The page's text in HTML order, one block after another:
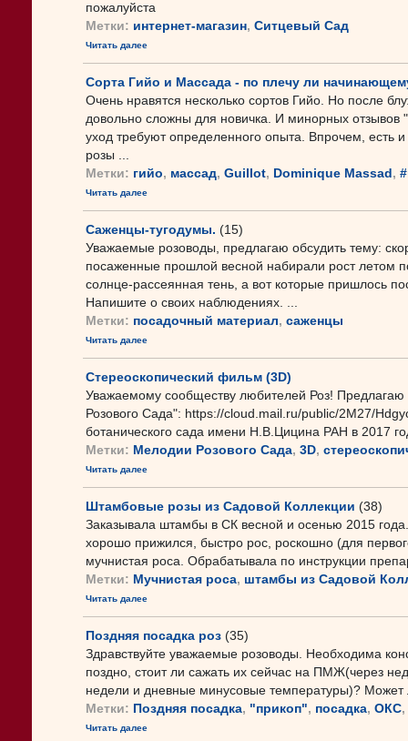
пожалуйста
Метки: интернет-магазин, Ситцевый Сад
Читать далее
Сорта Гийо и Массада - по плечу ли
Очень нравятся несколько сортов Гийо. Но после
довольно сложны для новичка. И минорных отзывов
уход требуют определенного опыта. Впрочем, есть
розы ...
Метки: гийо, массад, Guillot, Dominique Massad ,
Читать далее
Саженцы-тугодумы. (15)
Уважаемые розоводы, предлагаю обсудить тему:
посаженные прошлой весной набирали рост летом
солнце-рассеянная тень, а вот которые пришлось
Напишите о своих наблюдениях. ...
Метки: посадочный материал, саженцы
Читать далее
Стереоскопический фильм (3D)
Уважаемому сообществу любителей Роз!
Розового Сада": https://cloud.mail.ru/public/2M27/
ботанического сада имени Н.В.Цицина РАН в 2017
Метки: Мелодии Розового Сада, 3D,
Читать далее
Штамбовые розы из Садовой Коллекции (38)
Заказывала штамбы в СК весной и осенью 2015
хорошо прижился, быстро рос, роскошно (для
мучнистая роса. Обрабатывала по инструкции
Метки: Мучнистая роса, штамбы из Садовой
Читать далее
Поздняя посадка роз (35)
Здравствуйте уважаемые розоводы. Необходима
поздно, стоит ли сажать их сейчас на ПМЖ(через
недели и дневные минусовые температуры)? Может
Метки: Поздняя посадка, "прикоп", посадка, ОКС,
Читать далее